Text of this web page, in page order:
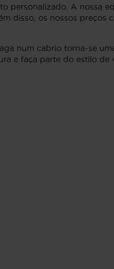
personalizado. A nossa
disso, os nossos
num cabrio torna-se
e faça parte do estilo de